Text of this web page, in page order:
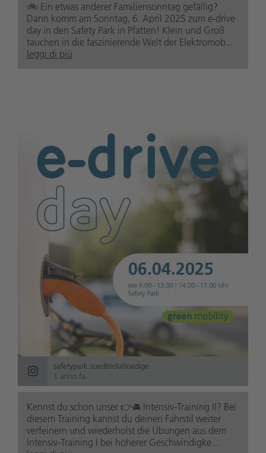
🚲️ Ein etwas anderer Familiensonntag gefällig?
Dann komm am Sonntag, 6. April 2025 zum e-drive
day in den Safety Park in Pfatten! Klein und Groß
tauchen in die faszinierende Welt der Elektromob...
leggi di più
safetypark.suedtirolaltoadige
1 anno fa
Kennst du schon unser 👉🚘 Intensiv-Training II? Bei
diesem Training kannst du deinen Fahrstil weiter
verfeinern und wiederholst die Übungen aus dem
Intensiv-Training I bei höherer Geschwindigke...